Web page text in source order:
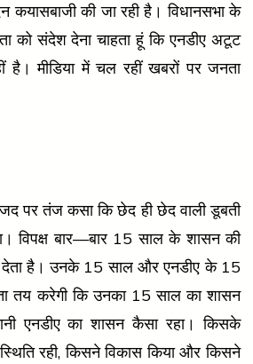
कयासबाजी की जा रही है। विधानसभा के
को संदेश देना चाहता हूं कि एनडीए अटूट
है। मीडिया में चल रहीं खबरों पर जनता
पर तंज कसा कि छेद ही छेद वाली डूबती
विपक्ष बार—बार 15 साल के शासन की
देता है। उनके 15 साल और एनडीए के 15
तय करेगी कि उनका 15 साल का शासन
एनडीए का शासन कैसा रहा। किसके
रही, किसने विकास किया और किसने